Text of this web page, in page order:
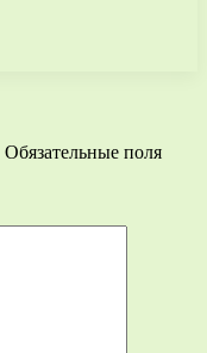
Обязательные поля